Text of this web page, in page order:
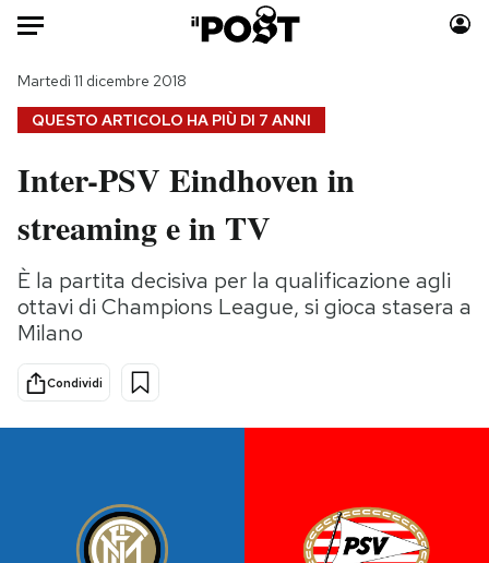
HOME
Italia
Politica
Tecnologia
Internet
Scienza
Cultura
Economia
Moda
Storie/Idee
Ok Boomer!
PODCAST
QUESTO ARTICOLO HA PIÙ DI 7 ANNI
Martedì 11 dicembre 2018
Inter-PSV Eindhoven in
streaming e in TV
È la partita decisiva per la qualificazione agli
ottavi di Champions League, si gioca stasera a
Milano
Condividi